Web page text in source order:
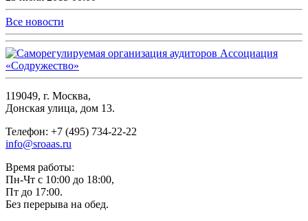
Все новости
119049, г. Москва,
Донская улица, дом 13.
Телефон: +7 (495) 734-22-22
info@sroaas.ru
Время работы:
Пн-Чт с 10:00 до 18:00,
Пт до 17:00.
Без перерыва на обед.